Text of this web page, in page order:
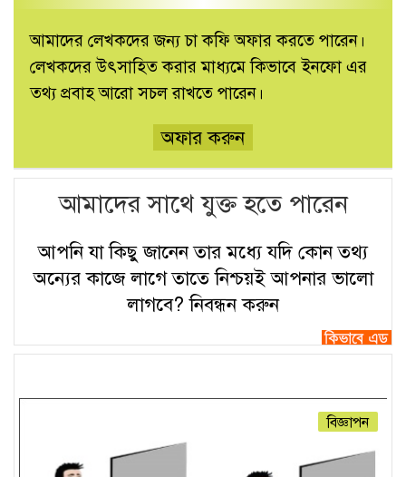
আমাদের লেখকদের জন্য চা কফি অফার করতে পারেন।
লেখকদের উৎসাহিত করার মাধ্যমে কিভাবে ইনফো এর
তথ্য প্রবাহ আরো সচল রাখতে পারেন।
অফার করুন
আমাদের সাথে যুক্ত হতে পারেন
আপনি যা কিছু জানেন তার মধ্যে যদি কোন তথ্য
অন্যের কাজে লাগে তাতে নিশ্চয়ই আপনার ভালো
লাগবে?নিবন্ধন করুন
বিজ্ঞাপন